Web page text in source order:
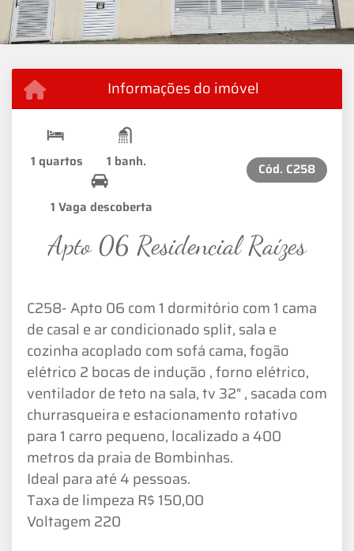
Informações do imóvel
1 quartos 1 banh.
1 Vaga descoberta
Cód. C258
Apto 06 Residencial Raízes
C258- Apto 06 com 1 dormitório com 1 cama
de casal e ar condicionado split, sala e
cozinha acoplado com sofá cama, fogão
elétrico 2 bocas de indução , forno elétrico,
ventilador de teto na sala, tv 32" , sacada com
churrasqueira e estacionamento rotativo
para 1 carro pequeno, localizado a 400
metros da praia de Bombinhas.
Ideal para até 4 pessoas.
Taxa de limpeza R$ 150,00
Voltagem 220